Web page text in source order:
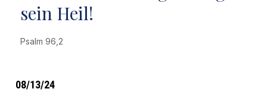
sein Heil!
Psalm 96,2
08/13/24